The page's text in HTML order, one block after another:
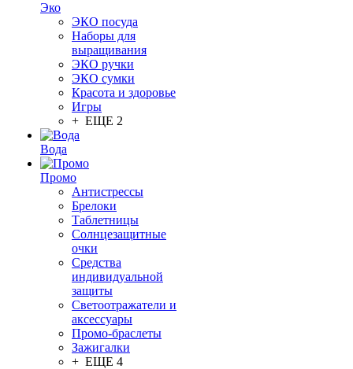
Эко
ЭКО посуда
Наборы для
выращивания
ЭКО ручки
ЭКО сумки
Красота и здоровье
Игры
+ ЕЩЕ 2
Вода
Промо
Антистрессы
Брелоки
Таблетницы
Солнцезащитные
очки
Средства
индивидуальной
защиты
Светоотражатели и
аксессуары
Промо-браслеты
Зажигалки
+ ЕЩЕ 4